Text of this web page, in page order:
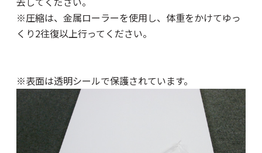
※圧縮は、金属ローラーを使用し、体重をかけてゆっ
くり2往復以上行ってください。
※表面は透明シールで保護されています。